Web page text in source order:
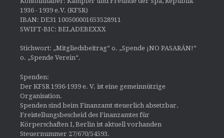
1936 - 1939 e.V. (KFSR)
IBAN: DE31 100500001653528911
SWIFT-BIC: BELADEBEXXX
Stichwort: „Mitgliedsbeitrag“ o. „Spende ¡NO PASARÁN!“
o. „Spende Verein“.
Spenden:
Der KFSR 1936-1939 e. V. ist eine gemeinnützige
Organisation.
Spenden sind beim Finanzamt steuerlich absetzbar.
Freistellungsbescheid des Finanzamtes für
Körperschaften I, Berlin ist aktuell vorhanden
Steuernummer 27/670/54593.